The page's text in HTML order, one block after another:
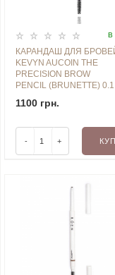
В
КАРАНДАШ ДЛЯ
KEVYN AUCOIN THE
PRECISION BROW
PENCIL (BRUNETTE)
1100 грн.
- +